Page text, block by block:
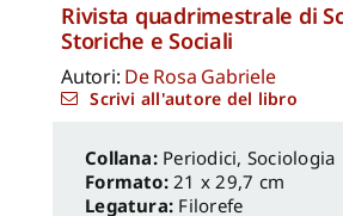
Rivista quadrimestrale di
Storiche e Sociali
Autori: De Rosa Gabriele
Scrivi all'autore del libro
Periodici, Sociologia
Formato:21 x 29,7 cm
Legatura: Filorefe